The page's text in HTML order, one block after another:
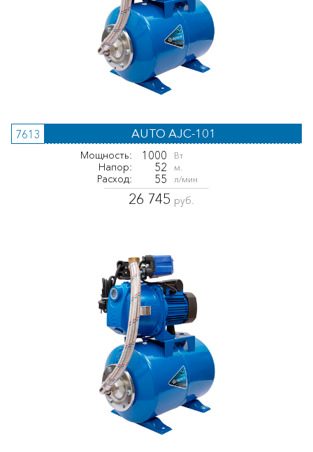
7613 AUTO AJC-101
Мощность: 1000 Вт
Напор: 52 м.
Расход: 55 л/мин
26 745 руб.